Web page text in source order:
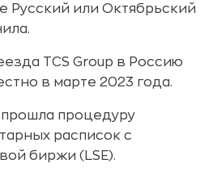
Русский или Октябрьский
TCS Group в Россию
в марте 2023 года.
прошла процедуру
расписок с
биржи (LSE).